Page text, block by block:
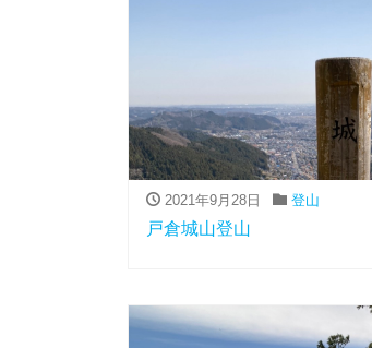
2021年9月28日 登山
戸倉城山登山